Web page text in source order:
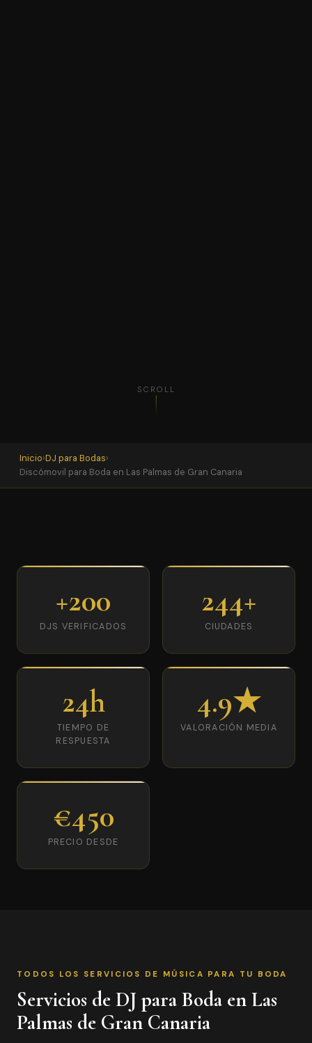
SCROLL
Inicio›DJ para Bodas›
Discómovil para Boda en Las Palmas de Gran Canaria
+200
DJS VERIFICADOS
244+
CIUDADES
24h
TIEMPO DE
RESPUESTA
4.9★
VALORACIÓN MEDIA
€450
PRECIO DESDE
TODOS LOS SERVICIOS DE MÚSICA PARA TU BODA
Servicios de DJ para Boda en Las
Palmas de Gran Canaria